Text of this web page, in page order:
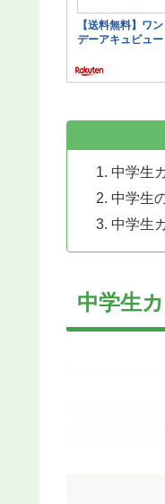
中学生
中学生
中学生
中学生